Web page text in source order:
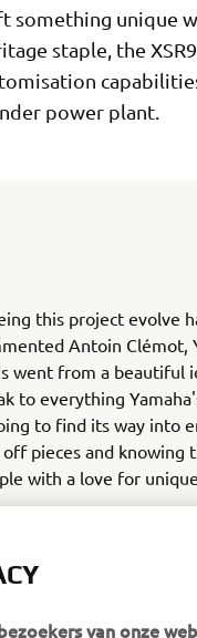
something unique
staple, the
power plant.
this project evolve
Antoin Clémot,
went from a beautiful
to everything
to find its way into
pieces and knowing
with a love for
van onze